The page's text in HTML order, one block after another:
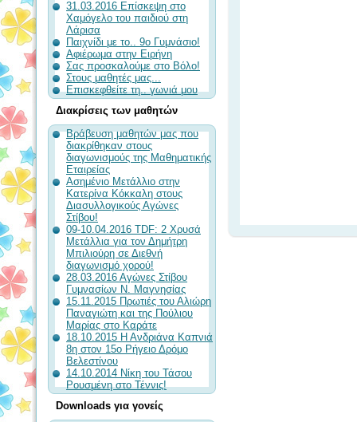
31.03.2016 Επίσκεψη στο
Χαμόγελο του παιδιού στη
Λάρισα
Παιχνίδι με το.. 9ο Γυμνάσιο!
Αφιέρωμα στην Ειρήνη
Σας προσκαλούμε στο Βόλο!
Στους μαθητές μας...
Επισκεφθείτε τη.. γωνιά μου
Διακρίσεις των μαθητών
Βράβευση μαθητών μας που
διακρίθηκαν στους
διαγωνισμούς της Μαθηματικής
Εταιρείας
Ασημένιο Μετάλλιο στην
Κατερίνα Κόκκαλη στους
Διασυλλογικούς Αγώνες
Στίβου!
09-10.04.2016 TDF: 2 Χρυσά
Μετάλλια για τον Δημήτρη
Μπιλιούρη σε Διεθνή
διαγωνισμό χορού!
28.03.2016 Αγώνες Στίβου
Γυμνασίων Ν. Μαγνησίας
15.11.2015 Πρωτιές του Αλιώρη
Παναγιώτη και της Πούλιου
Μαρίας στο Καράτε
18.10.2015 Η Ανδριάνα Καπνιά
8η στον 15ο Ρήγειο Δρόμο
Βελεστίνου
14.10.2014 Νίκη του Τάσου
Ρουσμένη στο Τέννις!
Downloads για γονείς